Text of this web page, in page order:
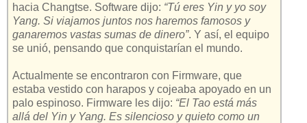
hacia Changtse. Software dijo: “Tú eres Yin y yo soy
Yang. Si viajamos juntos nos haremos famosos y
ganaremos vastas sumas de dinero”. Y así, el equipo
se unió, pensando que conquistarían el mundo.
Actualmente se encontraron con Firmware, que
estaba vestido con harapos y cojeaba apoyado en un
palo espinoso. Firmware les dijo: “El Tao está más
allá del Yin y Yang. Es silencioso y quieto como un